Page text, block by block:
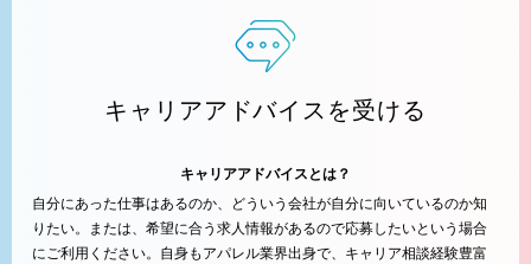
キャリアアドバイスを受ける
キャリアアドバイスとは？
自分にあった仕事はあるのか、どういう会社が自分に向いているのか知
りたい。または、希望に合う求人情報があるので応募したいという場合
にご利用ください。自身もアパレル業界出身で、キャリア相談経験豊富